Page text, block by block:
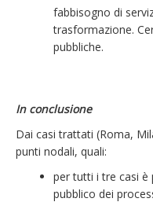
fabbisogno di
trasformazione.
pubbliche.
In conclusione
Dai casi trattati (Roma,
punti nodali, quali:
per tutti i tre casi è
pubblico dei